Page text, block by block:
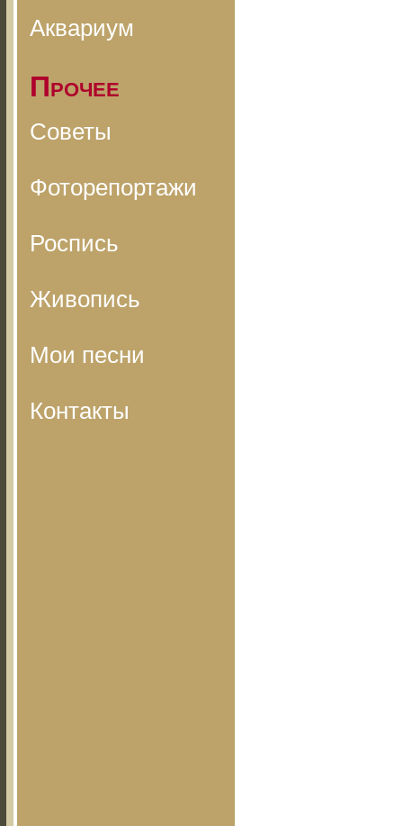
Аквариум
Прочее
Советы
Фоторепортажи
Роспись
Живопись
Мои песни
Контакты